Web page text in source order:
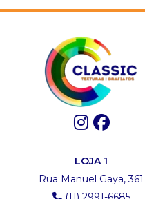
LOJA 1
Rua Manuel Gaya, 361